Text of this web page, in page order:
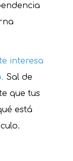
interesa
Sal de
que tus
está